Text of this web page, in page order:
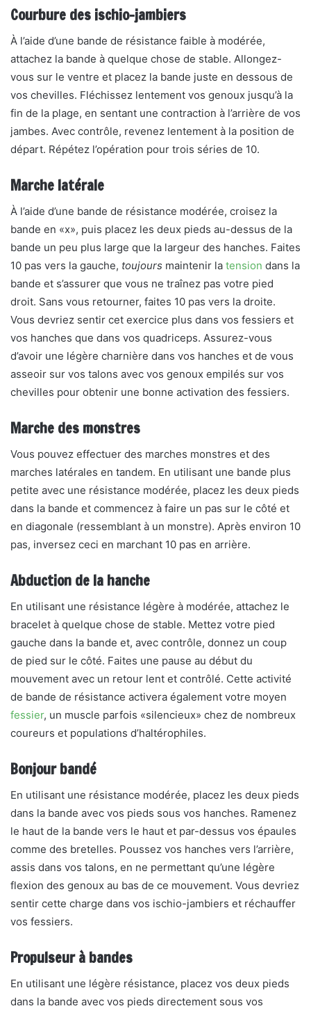
Courbure des ischio-jambiers
À l’aide d’une bande de résistance faible à modérée,
attachez la bande à quelque chose de stable. Allongez-
vous sur le ventre et placez la bande juste en dessous de
vos chevilles. Fléchissez lentement vos genoux jusqu’à la
fin de la plage, en sentant une contraction à l’arrière de vos
jambes. Avec contrôle, revenez lentement à la position de
départ. Répétez l’opération pour trois séries de 10.
Marche latérale
À l’aide d’une bande de résistance modérée, croisez la
bande en «x», puis placez les deux pieds au-dessus de la
bande un peu plus large que la largeur des hanches. Faites
10 pas vers la gauche, toujours maintenir la tension dans la
bande et s’assurer que vous ne traînez pas votre pied
droit. Sans vous retourner, faites 10 pas vers la droite.
Vous devriez sentir cet exercice plus dans vos fessiers et
vos hanches que dans vos quadriceps. Assurez-vous
d’avoir une légère charnière dans vos hanches et de vous
asseoir sur vos talons avec vos genoux empilés sur vos
chevilles pour obtenir une bonne activation des fessiers.
Marche des monstres
Vous pouvez effectuer des marches monstres et des
marches latérales en tandem. En utilisant une bande plus
petite avec une résistance modérée, placez les deux pieds
dans la bande et commencez à faire un pas sur le côté et
en diagonale (ressemblant à un monstre). Après environ 10
pas, inversez ceci en marchant 10 pas en arrière.
Abduction de la hanche
En utilisant une résistance légère à modérée, attachez le
bracelet à quelque chose de stable. Mettez votre pied
gauche dans la bande et, avec contrôle, donnez un coup
de pied sur le côté. Faites une pause au début du
mouvement avec un retour lent et contrôlé. Cette activité
de bande de résistance activera également votre moyen
fessier, un muscle parfois «silencieux» chez de nombreux
coureurs et populations d’haltérophiles.
Bonjour bandé
En utilisant une résistance modérée, placez les deux pieds
dans la bande avec vos pieds sous vos hanches. Ramenez
le haut de la bande vers le haut et par-dessus vos épaules
comme des bretelles. Poussez vos hanches vers l’arrière,
assis dans vos talons, en ne permettant qu’une légère
flexion des genoux au bas de ce mouvement. Vous devriez
sentir cette charge dans vos ischio-jambiers et réchauffer
vos fessiers.
Propulseur à bandes
En utilisant une légère résistance, placez vos deux pieds
dans la bande avec vos pieds directement sous vos